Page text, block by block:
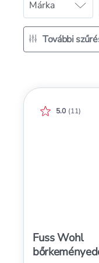
Márka
További
Fuss Wohl
Értékelés
5.0 (11)